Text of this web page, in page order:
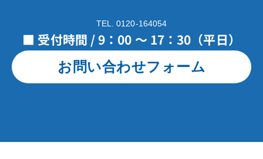
TEL. 0120-164054
■ 受付時間 / 9：00 ～ 17：30（平日）
お問い合わせフォーム